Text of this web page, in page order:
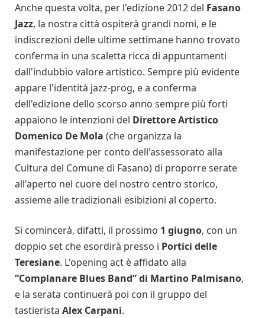
Anche questa volta, per l'edizione 2012 del Fasano
Jazz, la nostra città ospiterà grandi nomi, e le
indiscrezioni delle ultime settimane hanno trovato
conferma in una scaletta ricca di appuntamenti
dall'indubbio valore artistico. Sempre più evidente
appare l'identità jazz-prog, e a conferma
dell'edizione dello scorso anno sempre più forti
appaiono le intenzioni del Direttore Artistico
Domenico De Mola (che organizza la
manifestazione per conto dell'assessorato alla
Cultura del Comune di Fasano) di proporre serate
all'aperto nel cuore del nostro centro storico,
assieme alle tradizionali esibizioni al coperto.
Si comincerà, difatti, il prossimo 1 giugno, con un
doppio set che esordirà presso i Portici delle
Teresiane. L'opening act è affidato alla
“Complanare Blues Band” di Martino Palmisano,
e la serata continuerà poi con il gruppo del
tastierista Alex Carpani.